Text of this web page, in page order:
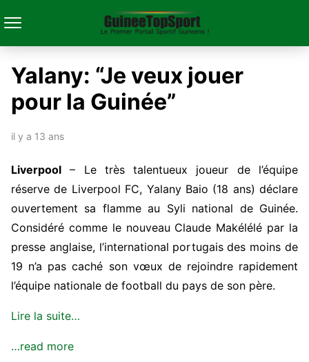
Yalany: “Je veux jouer
pour la Guinée”
il y a 13 ans
Liverpool – Le très talentueux joueur de l’équipe
réserve de Liverpool FC, Yalany Baio (18 ans) déclare
ouvertement sa flamme au Syli national de Guinée.
Considéré comme le nouveau Claude Makélélé par la
presse anglaise, l’international portugais des moins de
19 n’a pas caché son vœux de rejoindre rapidement
l’équipe nationale de football du pays de son père.
Lire la suite…
…read more